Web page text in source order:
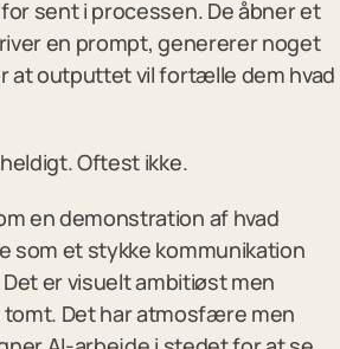
sent i processen. De åbner et
en prompt, genererer noget
at outputtet vil fortælle dem hvad
Oftest ikke.
en demonstration af hvad
som et stykke kommunikation
er visuelt ambitiøst men
Det har atmosfære men